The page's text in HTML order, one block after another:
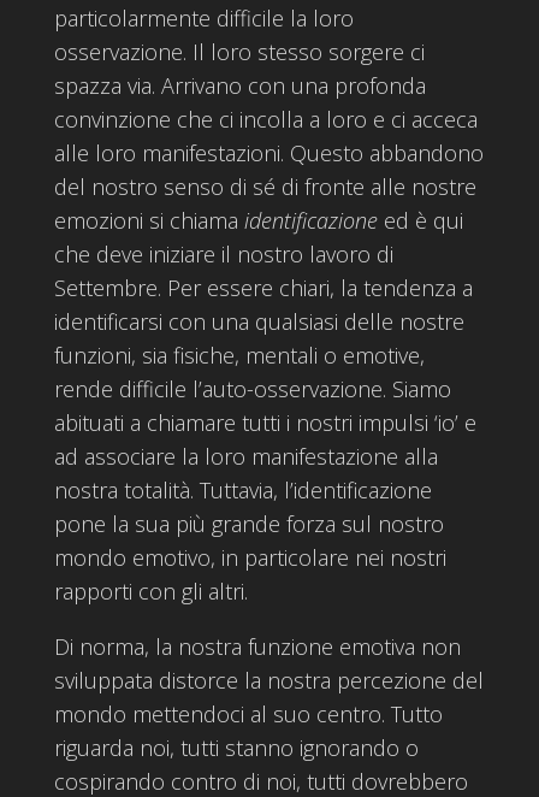
particolarmente difficile la loro
osservazione. Il loro stesso sorgere ci
spazza via. Arrivano con una profonda
convinzione che ci incolla a loro e ci acceca
alle loro manifestazioni. Questo abbandono
del nostro senso di sé di fronte alle nostre
emozioni si chiama identificazioneed è qui
che deve iniziare il nostro lavoro di
Settembre. Per essere chiari, la tendenza a
identificarsi con una qualsiasi delle nostre
funzioni, sia fisiche, mentali o emotive,
rende difficile l’auto-osservazione. Siamo
abituati a chiamare tutti i nostri impulsi ‘io’ e
ad associare la loro manifestazione alla
nostra totalità. Tuttavia, l’identificazione
pone la sua più grande forza sul nostro
mondo emotivo, in particolare nei nostri
rapporti con gli altri.
Di norma, la nostra funzione emotiva non
sviluppata distorce la nostra percezione del
mondo mettendoci al suo centro. Tutto
riguarda noi, tutti stanno ignorando o
cospirando contro di noi, tutti dovrebbero